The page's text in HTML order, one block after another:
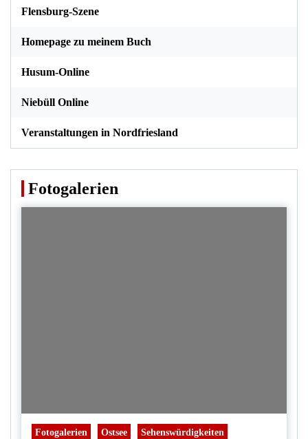
Flensburg-Szene
Homepage zu meinem Buch
Husum-Online
Niebüll Online
Veranstaltungen in Nordfriesland
Fotogalerien
Fotogalerien Ostsee Sehenswürdigkeiten